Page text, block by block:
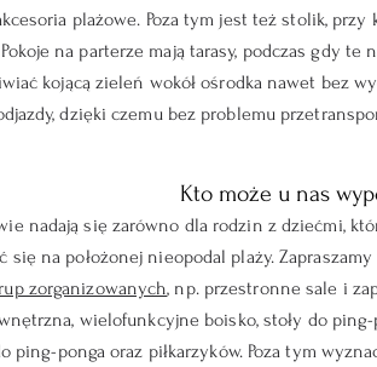
plażowe. Poza tym jest też stolik, przy
na parterze mają tarasy, podczas gdy
kojącą zieleń wokół ośrodka nawet bez
dzięki czemu bez problemu
Kto może u nas
nadają się zarówno dla rodzin z dziećmi,
się na położonej nieopodal plaży.
zorganizowanych, np. przestronne sale i
wielofunkcyjne boisko, stoły do
ping-ponga oraz piłkarzyków. Poza tym